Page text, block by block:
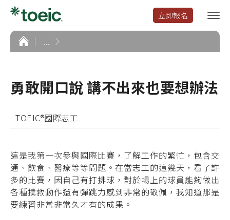
立即報名
選
單
首
頁
...
勇敢開口說 講不出來也要想辦法
TOEIC®國際志工
這是我第一次參與國際比賽，了解工作的繁忙，包含交
通、飲食、醫療等等問題。在當志工的這幾天，看了許
多的比賽，因自己有打排球，對於場上的球員能夠做出
各種撲救動作還有彈跳力感到非常的敬佩，我知道那是
要練習非常非常久才有的成果。